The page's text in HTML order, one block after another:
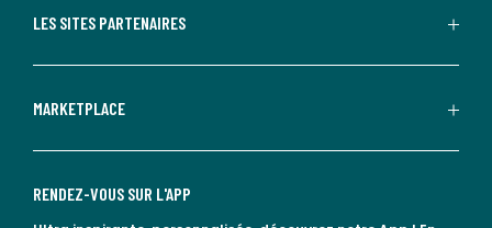
LES SITES PARTENAIRES
MARKETPLACE
RENDEZ-VOUS SUR L'APP